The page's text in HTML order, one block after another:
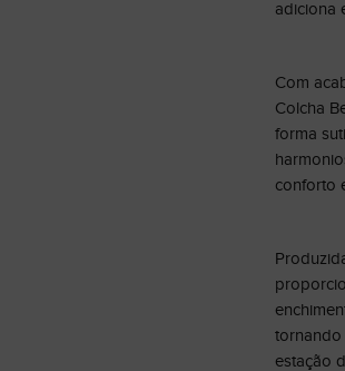
adiciona
Com
Colcha
forma
conforto
tornando
estação